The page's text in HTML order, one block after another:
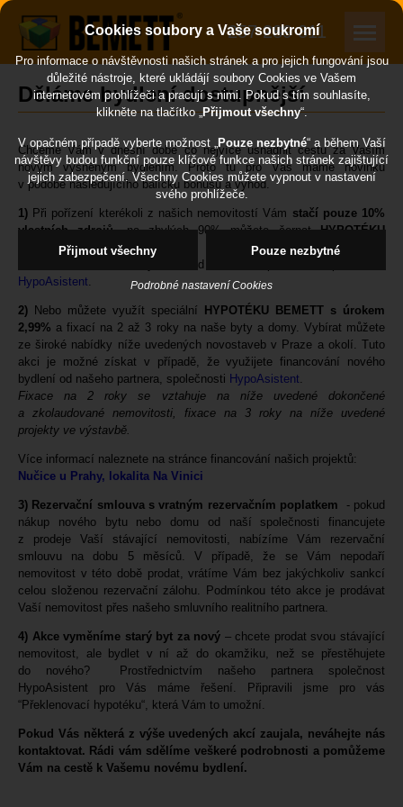
257 289 311
Děláme bydlení dostupnější
Chceme Vám v dnešní době co nejvíce usnadnit cestu za Vaším
novým vysněným bydlením. Proto tu pro Vás máme novinku
v podobě následujícího balíčku bonusů a výhod.
1) Při pořízení kterékoli z našich nemovitostí Vám stačí pouze 10%
vlastních zdrojů, na zbylých 90% můžete čerpatHYPOTÉKU
BEMETT.Tuto akci je možné získat v případě, že využijete
financování nového bydlení od našeho partnera, společnosti
HypoAsistent.
2) Nebo můžete využít speciální
HYPOTÉKU BEMETT s úrokem
2,99% a fixací na 2 až 3 roky na naše byty a domy. Vybírat můžete
ze široké nabídky níže uvedených novostaveb v Praze a okolí. Tuto
akci je možné získat v případě, že využijete financování nového
bydlení od našeho partnera, společnosti HypoAsistent.
Fixace na 2 roky se vztahuje na níže uvedené dokončené
a zkolaudované nemovitosti, fixace na 3 roky na níže uvedené
projekty ve výstavbě.
Více informací naleznete na stránce financování našich projektů:
Nučice u Prahy, lokalita Na Vinici
3) Rezervační smlouva s vratným rezervačním poplatkem - pokud
nákup nového bytu nebo domu od naší společnosti financujete
z prodeje Vaší stávající nemovitosti, nabízíme Vám rezervační
smlouvu na dobu 5 měsíců. V případě, že se Vám nepodaří
nemovitost v této době prodat, vrátíme Vám bez jakýchkoliv sankcí
celou složenou rezervační zálohu. Podmínkou této akce je prodávat
Vaší nemovitost přes našeho smluvního realitního partnera.
4) Akce vyměníme starý byt za nový – chcete prodat svou stávající
nemovitost, ale bydlet v ní až do okamžiku, než se přestěhujete
do nového? Prostřednictvím našeho partnera společnost
HypoAsistent pro Vás máme řešení. Připravili jsme pro vás
“Překlenovací hypotéku“, která Vám to umožní.
Pokud Vás některá z výše uvedených akcí zaujala, neváhejte nás
kontaktovat. Rádi vám sdělíme veškeré podrobnosti a pomůžeme
Vám na cestě k Vašemu novému bydlení.
Cookies soubory a Vaše soukromí
Pro informace o návštěvnosti našich stránek a pro jejich fungování jsou
důležité nástroje, které ukládájí soubory Cookies ve Vašem
internetovém prohlížeči a pracují s nimi. Pokud s tím souhlasíte,
klikněte na tlačítko „Přijmout všechny“.
V opačném případě vyberte možnost „Pouze nezbytné“ a během Vaší
návštěvy budou funkční pouze klíčové funkce našich stránek zajištující
jejich zabezpečení. Všechny Cookies můžete vypnout v nastavení
svého prohlížeče.
Přijmout všechny Pouze nezbytné
Podrobné nastavení Cookies